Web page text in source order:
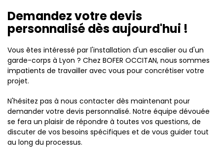
Demandez votre devis
personnalisé dès aujourd'hui !
Vous êtes intéressé par l'installation d'un escalier ou d'un
garde-corps à Lyon ? Chez BOFER OCCITAN, nous sommes
impatients de travailler avec vous pour concrétiser votre
projet.
N'hésitez pas à nous contacter dès maintenant pour
demander votre devis personnalisé. Notre équipe dévouée
se fera un plaisir de répondre à toutes vos questions, de
discuter de vos besoins spécifiques et de vous guider tout
au long du processus.